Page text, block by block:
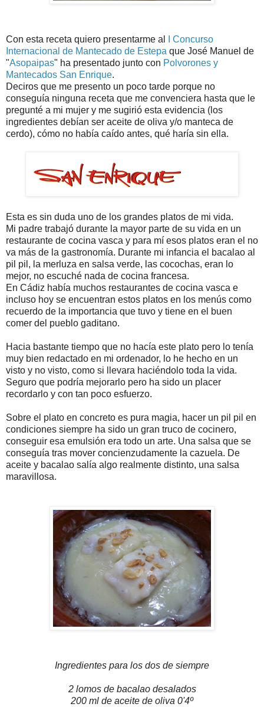
Con esta receta quiero presentarme al
I Concurso
Internacional de Mantecado de Estepa que José Manuel de
"Asopaipas" ha presentado junto con Polvorones y
Mantecados San Enrique.
Deciros que me presento un poco tarde porque no
conseguía ninguna receta que me convenciera hasta que le
pregunté a mi mujer y me sugirió esta evidencia (los
ingredientes debían ser aceite de oliva y/o manteca de
cerdo), cómo no había caído antes, qué haría sin ella.
Esta es sin duda uno de los grandes platos de mi vida.
Mi padre trabajó durante la mayor parte de su vida en un
restaurante de cocina vasca y para mí esos platos eran el no
va más de la gastronomía. Durante mi infancia el bacalao al
pil pil, la merluza en salsa verde, las cocochas, eran lo
mejor, no escuché nada de cocina francesa.
En Cádiz había muchos restaurantes de cocina vasca e
incluso hoy se encuentran estos platos en los menús como
recuerdo de la importancia que tuvo y tiene en el buen
comer del pueblo gaditano.
Hacia bastante tiempo que no hacía este plato pero lo tenía
muy bien redactado en mi ordenador, lo he hecho en un
visto y no visto, como si llevara haciéndolo toda la vida.
Seguro que podría mejorarlo pero ha sido un placer
recordarlo y con tan poco esfuerzo.
Sobre el plato en concreto es pura magia, hacer un pil pil en
condiciones siempre ha sido un gran truco de cocinero,
conseguir esa emulsión era todo un arte. Una salsa que se
conseguía tras mover concienzudamente la cazuela. De
aceite y bacalao salía algo realmente distinto, una salsa
maravillosa.
Ingredientes para los dos de siempre
2 lomos de bacalao desalados
200 ml de aceite de oliva 0'4º